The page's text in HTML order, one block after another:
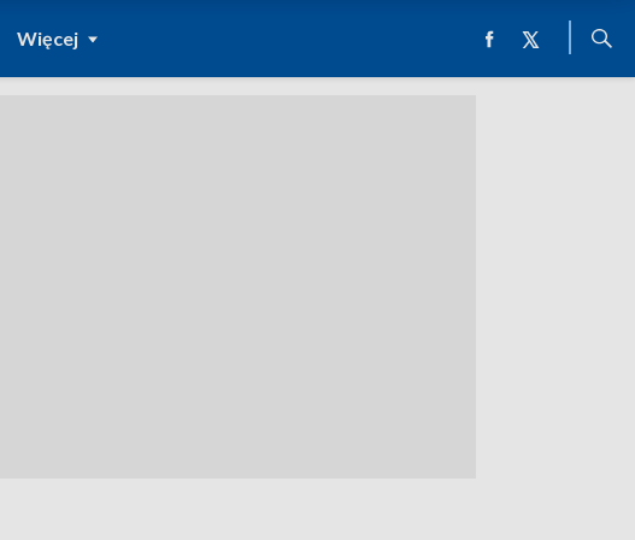
Więcej